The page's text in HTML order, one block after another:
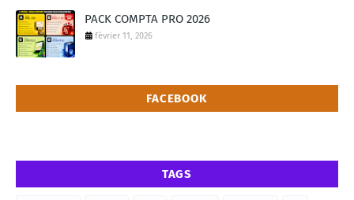
PACK COMPTA PRO 2026
février 11, 2026
FACEBOOK
TAGS